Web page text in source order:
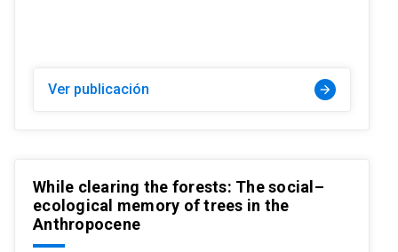
Ver publicación arrow_forward
While clearing the forests: The social–
ecological memory of trees in the
Anthropocene